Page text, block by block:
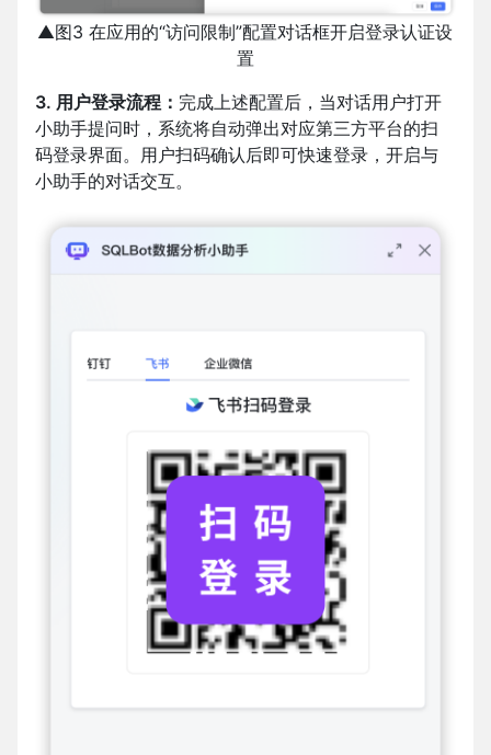
▲图3 在应用的“访问限制”配置对话框开启登录认证设
置
3. 用户登录流程： 完成上述配置后，当对话用户打开
小助手提问时，系统将自动弹出对应第三方平台的扫
码登录界面。用户扫码确认后即可快速登录，开启与
小助手的对话交互。